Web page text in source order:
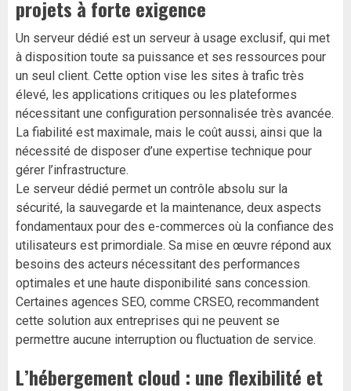
projets à forte exigence
Un serveur dédié est un serveur à usage exclusif, qui met
à disposition toute sa puissance et ses ressources pour
un seul client. Cette option vise les sites à trafic très
élevé, les applications critiques ou les plateformes
nécessitant une configuration personnalisée très avancée.
La fiabilité est maximale, mais le coût aussi, ainsi que la
nécessité de disposer d’une expertise technique pour
gérer l’infrastructure.
Le serveur dédié permet un contrôle absolu sur la
sécurité, la sauvegarde et la maintenance, deux aspects
fondamentaux pour des e-commerces où la confiance des
utilisateurs est primordiale. Sa mise en œuvre répond aux
besoins des acteurs nécessitant des performances
optimales et une haute disponibilité sans concession.
Certaines agences SEO, comme CRSEO, recommandent
cette solution aux entreprises qui ne peuvent se
permettre aucune interruption ou fluctuation de service.
L’hébergement cloud : une flexibilité et